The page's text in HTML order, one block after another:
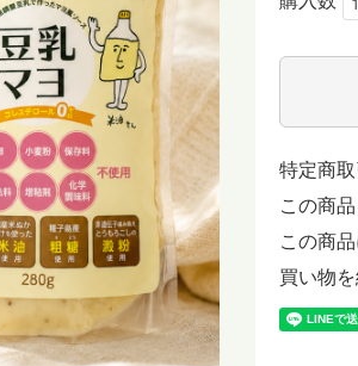
特定商
この商
この商
買い物